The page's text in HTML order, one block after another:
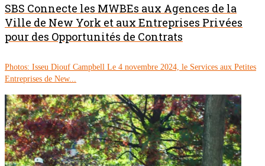
SBS Connecte les MWBEs aux Agences de la
Ville de New York et aux Entreprises Privées
pour des Opportunités de Contrats
Photos: Isseu Diouf Campbell Le 4 novembre 2024, le Services aux Petites
Entreprises de New...